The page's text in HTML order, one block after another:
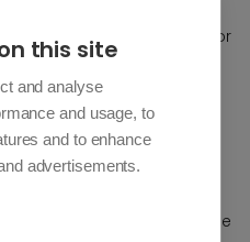
bezitten.
ruime terrassen, perfect voor
De oriëntatie en
tussen privacy en een
kustlijn.
huis. Denk aan een kopje
bij zonsondergang, of
geplande zones bieden
douches of een kleine
this site
and analyse
and usage, to
and to enhance
advertisements.